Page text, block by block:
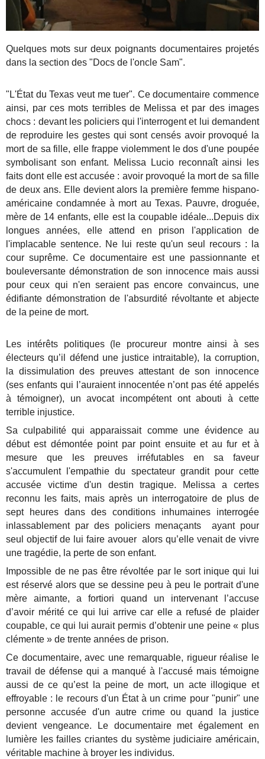
Quelques mots sur deux poignants documentaires projetés
dans la section des "Docs de l'oncle Sam".
"L'État du Texas veut me tuer". Ce documentaire commence
ainsi, par ces mots terribles de Melissa et par des images
chocs : devant les policiers qui l'interrogent et lui demandent
de reproduire les gestes qui sont censés avoir provoqué la
mort de sa fille, elle frappe violemment le dos d'une poupée
symbolisant son enfant. Melissa Lucio reconnaît ainsi les
faits dont elle est accusée : avoir provoqué la mort de sa fille
de deux ans. Elle devient alors la première femme hispano-
américaine condamnée à mort au Texas. Pauvre, droguée,
mère de 14 enfants, elle est la coupable idéale...Depuis dix
longues années, elle attend en prison l'application de
l'implacable sentence. Ne lui reste qu'un seul recours : la
cour suprême. Ce documentaire est une passionnante et
bouleversante démonstration de son innocence mais aussi
pour ceux qui n'en seraient pas encore convaincus, une
édifiante démonstration de l'absurdité révoltante et abjecte
de la peine de mort.
Les intérêts politiques (le procureur montre ainsi à ses
électeurs qu’il défend une justice intraitable), la corruption,
la dissimulation des preuves attestant de son innocence
(ses enfants qui l’auraient innocentée n’ont pas été appelés
à témoigner), un avocat incompétent ont abouti à cette
terrible injustice.
Sa culpabilité qui apparaissait comme une évidence au
début est démontée point par point ensuite et au fur et à
mesure que les preuves irréfutables en sa faveur
s'accumulent l'empathie du spectateur grandit pour cette
accusée victime d'un destin tragique. Melissa a certes
reconnu les faits, mais après un interrogatoire de plus de
sept heures dans des conditions inhumaines interrogée
inlassablement par des policiers menaçants ayant pour
seul objectif de lui faire avouer alors qu’elle venait de vivre
une tragédie, la perte de son enfant.
Impossible de ne pas être révoltée par le sort inique qui lui
est réservé alors que se dessine peu à peu le portrait d'une
mère aimante, a fortiori quand un intervenant l’accuse
d’avoir mérité ce qui lui arrive car elle a refusé de plaider
coupable, ce qui lui aurait permis d’obtenir une peine « plus
clémente » de trente années de prison.
Ce documentaire, avec une remarquable, rigueur réalise le
travail de défense qui a manqué à l'accusé mais témoigne
aussi de ce qu’est la peine de mort, un acte illogique et
effroyable : le recours d'un État à un crime pour "punir" une
personne accusée d'un autre crime ou quand la justice
devient vengeance. Le documentaire met également en
lumière les failles criantes du système judiciaire américain,
véritable machine à broyer les individus.